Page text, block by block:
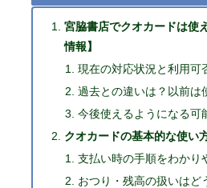
宮脇書店でクオカードは使
情報】
現在の対応状況と利用可
過去との違いは？以前は
今後使えるようになる可
クオカードの基本的な使い
支払い時の手順をわかり
おつり・残高の扱いはど